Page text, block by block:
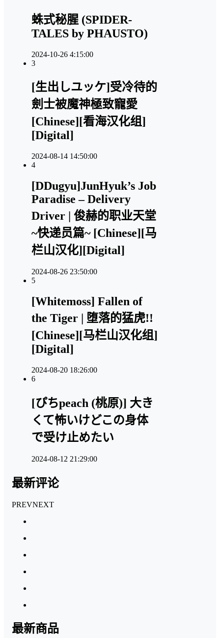
蛛式秘腥 (SPIDER-
TALES by PHAUSTO)
2024-10-26 4:15:00
3
[生出しユッケ]受冷待的
劍士被魔神極致寵愛
[Chinese][看海汉化组]
[Digital]
2024-08-14 14:50:00
4
[DDugyu]JunHyuk’s Job
Paradise – Delivery
Driver | 俊赫的职业天堂
~快递员篇~ [Chinese][马
栏山汉化][Digital]
2024-08-26 23:50:00
5
[Whitemoss] Fallen of
the Tiger | 堕落的猛虎!!
[Chinese][马栏山汉化组]
[Digital]
2024-08-20 18:26:00
6
[ぴちpeach (桃原)] 大き
くて怖いけどこの身体
で受け止めたい
2024-08-12 21:29:00
最新评论
PREVNEXT
最新商品